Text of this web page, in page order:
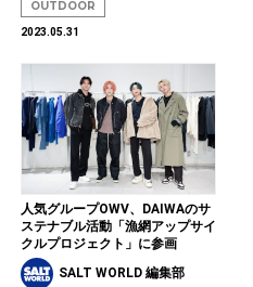
OUTDOOR
2023.05.31
人気グループOWV、DAIWAのサ
ステナブル活動「漁網アップサイ
クルプロジェクト」に参画
SALT WORLD 編集部